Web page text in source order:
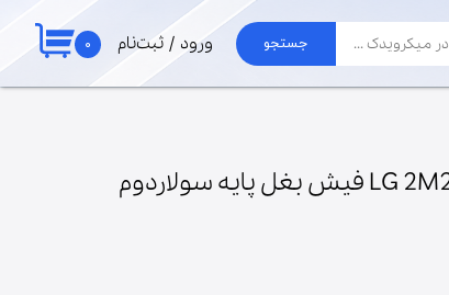
جستجو ورود / ثبت‌نام
حساب کاربری من
سفارشات
۰
پک ۳ عددی مگنترون LG 2M214 فیش بغل پایه سولاردوم